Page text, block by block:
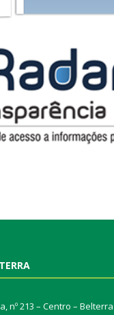
nº 213 – Centro –